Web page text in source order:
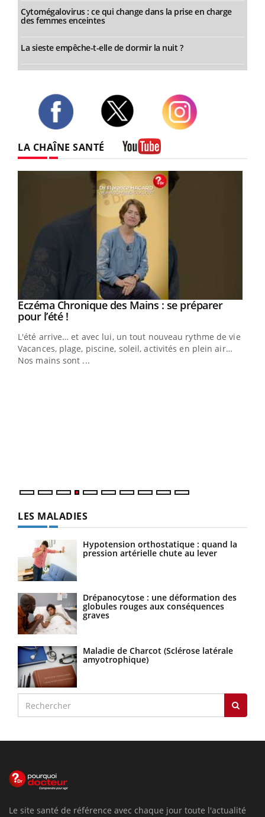
Cytomégalovirus : ce qui change dans la prise en charge
des femmes enceintes
La sieste empêche-t-elle de dormir la nuit ?
LA CHAÎNE SANTÉ
Youtube
Eczéma Chronique des Mains : se préparer
pour l’été !Youtube
L'été arrive… et avec lui, un tout nouveau rythme de vie !
Vacances, plage, piscine, soleil, activités en plein air…
Nos mains sont ...
LES MALADIES
Hypotension orthostatique : quand la
pression artérielle chute au lever
Drépanocytose : une déformation des
globules rouges aux conséquences
graves
Maladie de Charcot (Sclérose latérale
amyotrophique)
Le site santé de référence avec chaque jour toute l'actualité